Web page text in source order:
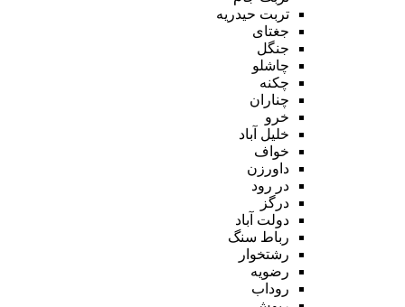
تربت حیدریه
جغتای
جنگل
چاشلو
چکنه
چناران
خرو
خلیل آباد
خواف
داورزن
در رود
درگز
دولت آباد
رباط سنگ
رشتخوار
رضویه
روداب